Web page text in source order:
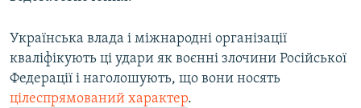
Українська влада і міжнародні організації
кваліфікують ці удари як воєнні злочини Російської
Федерації і наголошують, що вони носять
цілеспрямований характер.